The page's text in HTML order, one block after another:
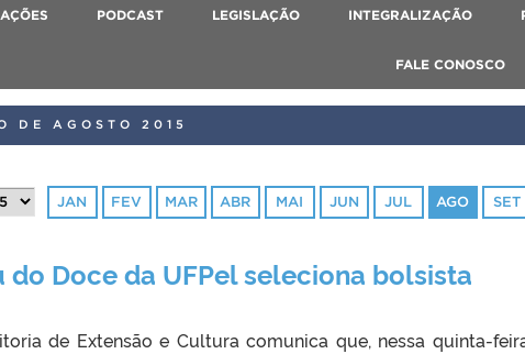
PODCAST LEGISLAÇÃO INTEGRALIZAÇÃO
FALE CONOSCO
DE AGOSTO 2015
JAN FEV MAR ABR MAI JUN JUL AGO SET
do Doce da UFPel seleciona bolsista
de Extensão e Cultura comunica que, nessa quinta-